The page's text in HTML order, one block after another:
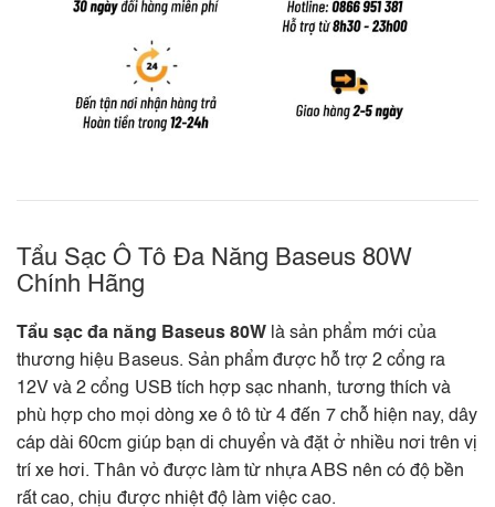
Tẩu Sạc Ô Tô Đa Năng Baseus 80W
Chính Hãng
Tẩu sạc đa năng Baseus 80W là sản phẩm mới của
thương hiệu Baseus. Sản phẩm được hỗ trợ 2 cổng ra
12V và 2 cổng USB tích hợp sạc nhanh, tương thích và
phù hợp cho mọi dòng xe ô tô từ 4 đến 7 chỗ hiện nay, dây
cáp dài 60cm giúp bạn di chuyển và đặt ở nhiều nơi trên vị
trí xe hơi. Thân vỏ được làm từ nhựa ABS nên có độ bền
rất cao, chịu được nhiệt độ làm việc cao.